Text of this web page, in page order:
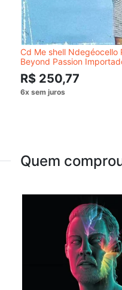
Cd Me shell Ndegéocello
Beyond Passion
R$ 250,77
Quem